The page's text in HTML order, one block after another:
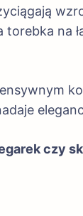
na
czy